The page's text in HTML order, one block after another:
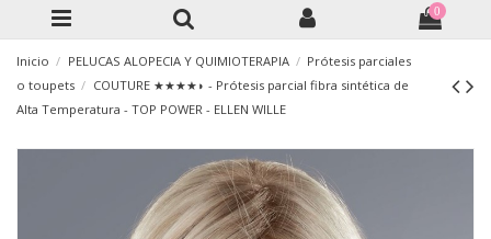
0
Inicio PELUCAS ALOPECIA Y QUIMIOTERAPIA
Prótesis parciales
o toupets
COUTURE ★★★★◗ - Prótesis parcial fibra sintética de
Alta Temperatura - TOP POWER - ELLEN WILLE